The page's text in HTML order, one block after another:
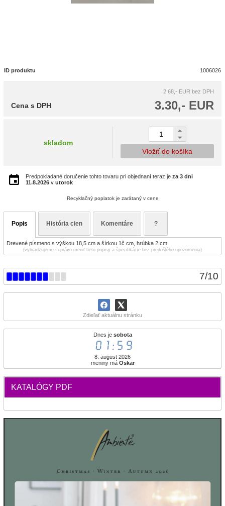
7/10
Zdieľať aktuálnu stránku
Dnes je sobota
01:59
8. august 2026
meniny má Oskar
KATALÓGY PDF
ID produktu 1006026
2.68,- EUR bez DPH
3.30,- EUR
Cena s DPH
skladom
Vložiť do košíka
Predpokladané doručenie tohto tovaru pri objednaní teraz je za 3 dni
11.8.2026 v utorok
Recyklačný poplatok je zarátaný v cene
Popis História cien Komentáre ?
Drevené písmeno s výškou 18,5 cm a šírkou 1č cm, hrúbka 2 cm.
(vyhradzujeme si právo meniť tieto popisy a špecifikácie bez predošlého upozornenia)